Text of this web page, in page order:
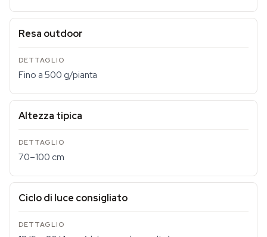
Resa outdoor
Fino a 500 g/pianta
Altezza tipica
70–100 cm
Ciclo di luce consigliato